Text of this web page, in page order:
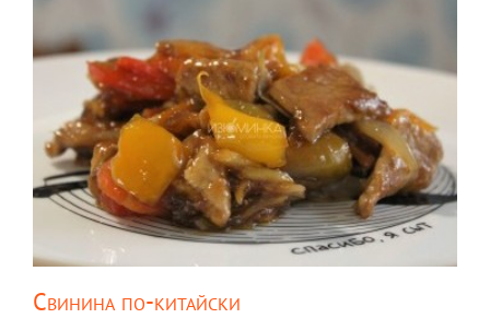
Свинина по-китайски